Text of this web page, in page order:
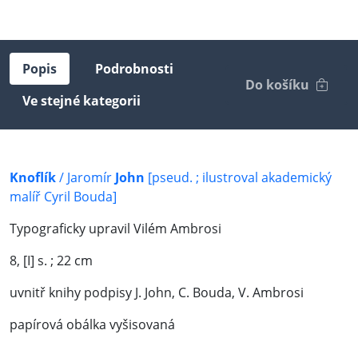
Popis
Podrobnosti
Ve stejné kategorii
Do košíku
Knoflík/ Jaromír John [pseud. ; ilustroval akademický
malíř Cyril Bouda]
Typograficky upravil Vilém Ambrosi
8, [I] s. ; 22 cm
uvnitř knihy podpisy J. John, C. Bouda, V. Ambrosi
papírová obálka vyšisovaná